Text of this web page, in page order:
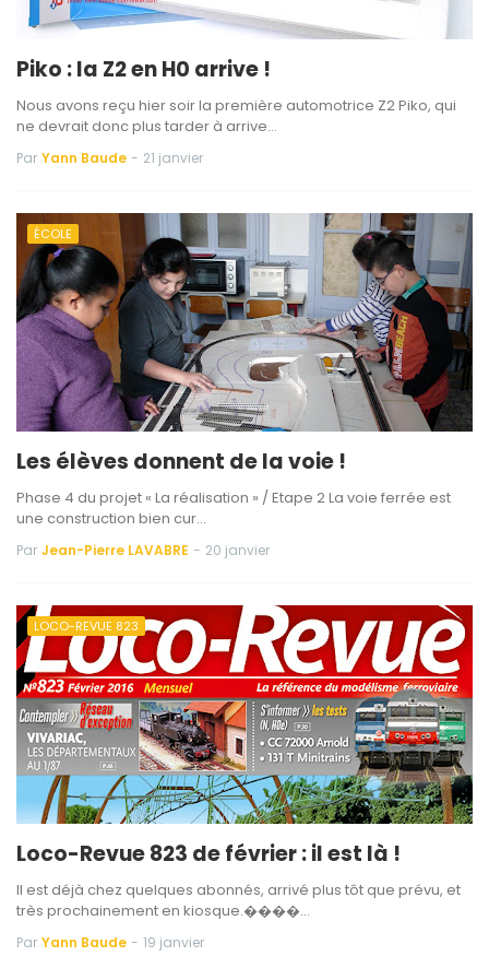
Piko : la Z2 en H0 arrive !
Nous avons reçu hier soir la première automotrice Z2 Piko, qui
ne devrait donc plus tarder à arrive…
Par Yann Baude - 21 janvier
ÉCOLE
Les élèves donnent de la voie !
Phase 4 du projet « La réalisation » / Etape 2 La voie ferrée est
une construction bien cur…
Par Jean-Pierre LAVABRE - 20 janvier
LOCO-REVUE 823
Loco-Revue 823 de février : il est là !
Il est déjà chez quelques abonnés, arrivé plus tôt que prévu, et
très prochainement en kiosque.����…
Par Yann Baude - 19 janvier